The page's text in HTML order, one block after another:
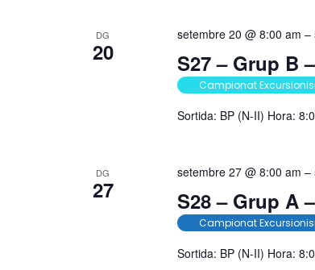
DG
20 S27 – Grup B
setembre 20 @ 8:00 am –
Campionat
Sortida: BP (N-II) Hora:
DG
27 S28 – Grup A
setembre 27 @ 8:00 am –
Campionat
Sortida: BP (N-II) Hora: